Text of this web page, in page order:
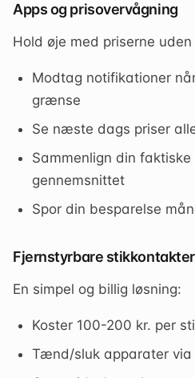
Apps og prisovervågning
Hold øje med priserne
Modtag notifikationer
grænse
Se næste dags priser
Sammenlign din faktiske
gennemsnittet
Spor din besparelse
Fjernstyrbare stikkontakter
En simpel og billig løsning:
Koster 100-200 kr. per
Tænd/sluk apparater via